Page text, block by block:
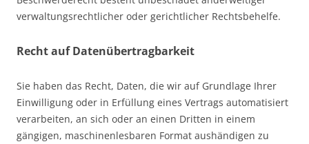
verwaltungsrechtlicher oder gerichtlicher Rechtsbehelfe.
Recht auf Daten­übertrag­barkeit
Sie haben das Recht, Daten, die wir auf Grundlage Ihrer
Einwilligung oder in Erfüllung eines Vertrags automatisiert
verarbeiten, an sich oder an einen Dritten in einem
gängigen, maschinenlesbaren Format aushändigen zu